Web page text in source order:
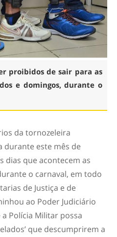
proibidos de sair para as
e domingos, durante o
da tornozeleira
durante este mês de
dias que acontecem as
o carnaval, em todo
de Justiça e de
ao Poder Judiciário
Polícia Militar possa
que descumprirem a